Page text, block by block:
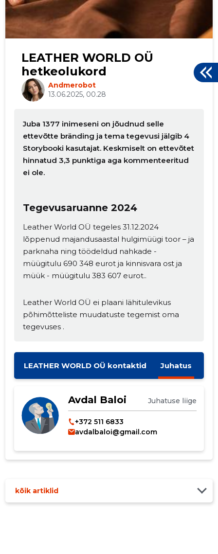
LEATHER WORLD OÜ
hetkeolukord
Andmerobot
13.06.2025, 00.28
Juba 1377 inimeseni on jõudnud selle
ettevõtte bränding ja tema tegevusi jälgib 4
Storybooki kasutajat. Keskmiselt on ettevõtet
hinnatud 3,3 punktiga aga kommenteeritud
ei ole.
Tegevusaruanne 2024
Leather World OÜ tegeles 31.12.2024
lõppenud majandusaastal hulgimüügi toor – ja
parknaha ning töödeldud nahkade -
müügitulu 690 348 eurot ja kinnisvara ost ja
müük - müügitulu 383 607 eurot..
Leather World OÜ ei plaani lähitulevikus
põhimõtteliste muudatuste tegemist oma
tegevuses .
LEATHER WORLD OÜ kontaktid Juhatus
Avdal Baloi Juhatuse liige
+372 511 6833
avdalbaloi@gmail.com
kõik artiklid
Muuda pildi
kirjeldust